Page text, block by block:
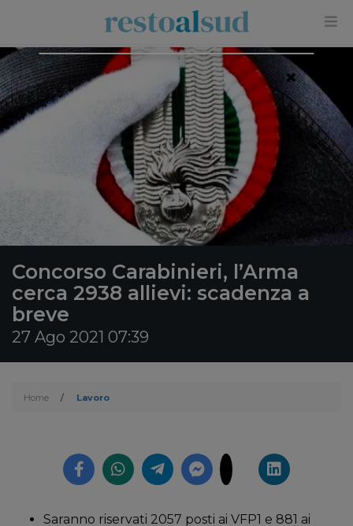
Concorso Carabinieri, l’Arma
cerca 2938 allievi: scadenza a
breve
27 Ago 2021 07:39
Home / Lavoro
Saranno riservati 2057 posti ai VFP1 e 881 ai
×